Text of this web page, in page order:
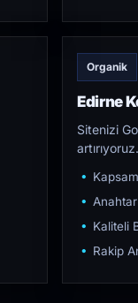
Organik
Edirne
Sitenizi
artırıyoruz.
Kaliteli
Rakip